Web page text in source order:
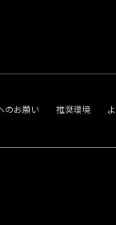
のお願い 推奨環境